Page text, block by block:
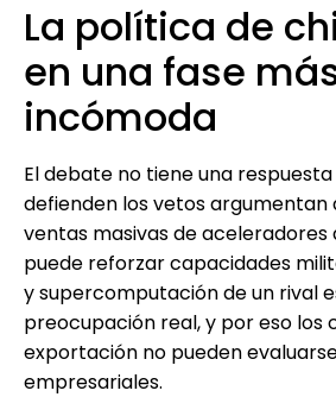
La política de
en una fase
incómoda
El debate no tiene una respuesta
defienden los vetos argumentan
ventas masivas de aceleradores
puede reforzar capacidades
y supercomputación de un rival
preocupación real, y por eso los
exportación no pueden
empresariales.